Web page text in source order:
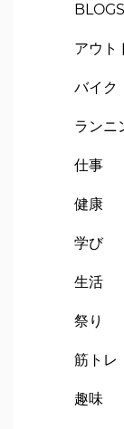
BLOGS
アウト
バイク
ランニ
仕事
健康
学び
生活
祭り
筋トレ
趣味